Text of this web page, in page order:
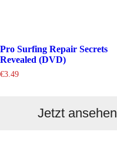
Pro Surfing Repair Secrets
Revealed (DVD)
€3.49
Jetzt ansehen